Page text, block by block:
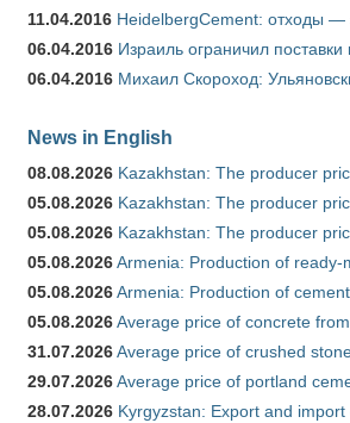
11.04.2016 HeidelbergCement: отходы —
06.04.2016 Израиль ограничил поставки
06.04.2016 Михаил Скороход:
News in English
08.08.2026 Kazakhstan: The producer
05.08.2026 Kazakhstan: The producer
05.08.2026 Kazakhstan: The producer
05.08.2026Armenia: Production of
05.08.2026Armenia: Production of
05.08.2026Average price of concrete
31.07.2026Average price of crushed
29.07.2026Average price of portland
28.07.2026 Kyrgyzstan: Export and